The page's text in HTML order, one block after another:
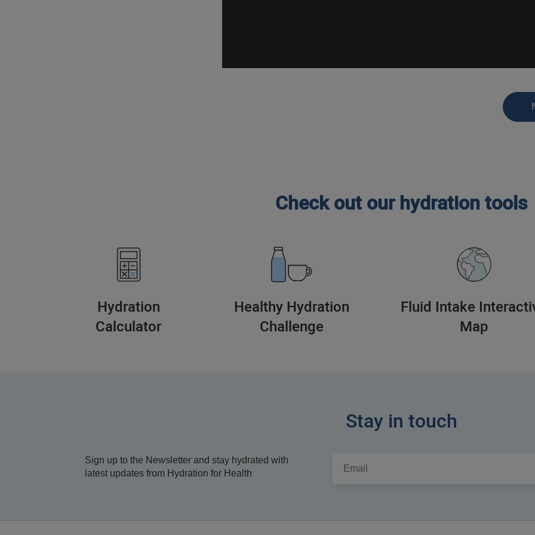
Check out our hydration tools
Hydration
Calculator
Healthy Hydration
Challenge
Fluid Intake
Map
Stay in touch
Sign up to the Newsletter and stay hydrated with
latest updates from Hydration for Health